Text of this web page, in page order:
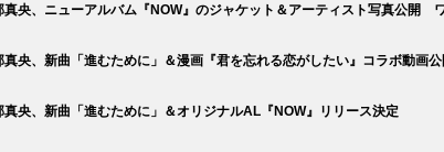
真央、ニューアルバム『NOW』のジャケット＆アーティスト写真公開
真央、新曲「進むために」＆漫画『君を忘れる恋がしたい』コラボ動画公
真央、新曲「進むために」＆オリジナルAL『NOW』リリース決定